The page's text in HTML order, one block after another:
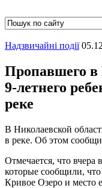
Надзвичайні події
Пропавшего в
9-летнего
реке
В Николаевской
в реке. Об этом
Отмечается, что
которые сообщили,
Кривое Озеро и место